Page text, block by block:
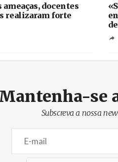
ameaças, docentes
realizaram forte
se
Subscreva a nossa